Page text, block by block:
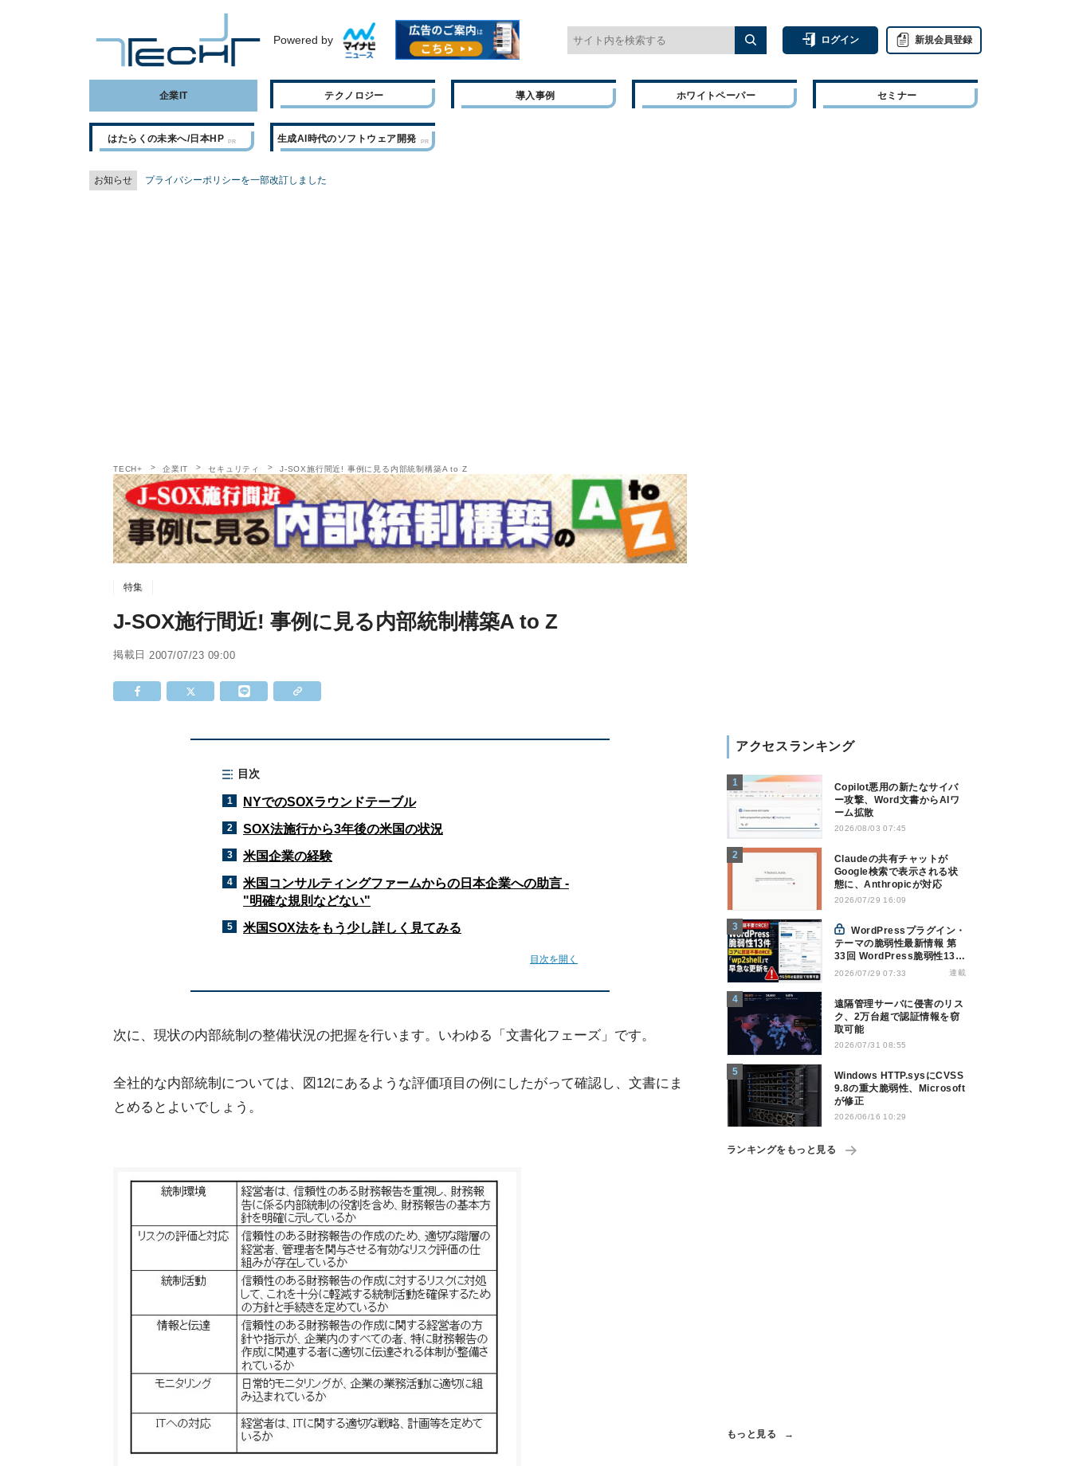
Powered by ログイン 新規会員登録
企業IT テクノロジー 導入事例 ホワイトペーパー セミナー
はたらくの未来へ/日本HP 生成AI時代のソフトウェア開発
お知らせ プライバシーポリシーを一部改訂しました
TECH+ 企業IT セキュリティ J-SOX施行間近! 事例に見る内部統制構築A to Z
特集
J-SOX施行間近! 事例に見る内部統制構築A to Z
掲載日 2007/07/23 09:00
目次
1 NYでのSOXラウンドテーブル
2 SOX法施行から3年後の米国の状況
3 米国企業の経験
4
米国コンサルティングファームからの日本企業への助言 -
"明確な規則などない"
5 米国SOX法をもう少し詳しく見てみる
目次を開く
次に、現状の内部統制の整備状況の把握を行います。いわゆる「文書化フェーズ」です。
全社的な内部統制については、図12にあるような評価項目の例にしたがって確認し、文書にま
とめるとよいでしょう。
アクセスランキング
Copilot悪用の新たなサイバ
ー攻撃、Word文書からAIワ
ーム拡散
2026/08/03 07:45
Claudeの共有チャットが
Google検索で表示される状
態に、Anthropicが対応
2026/07/29 16:09
WordPressプラグイン・
テーマの脆弱性最新情報 第
33回 WordPress脆弱性13
件、コアに認証不要RCE
2026/07/29 07:33 連載
遠隔管理サーバに侵害のリス
ク、2万台超で認証情報を窃
取可能
2026/07/31 08:55
Windows HTTP.sysにCVSS
9.8の重大脆弱性、Microsoft
が修正
2026/06/16 10:29
ランキングをもっと見る
もっと見る